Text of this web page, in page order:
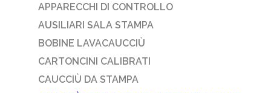
APPARECCHI DI CONTROLLO
AUSILIARI SALA STAMPA
BOBINE LAVACAUCCIÙ
CARTONCINI CALIBRATI
CAUCCIÙ DA STAMPA